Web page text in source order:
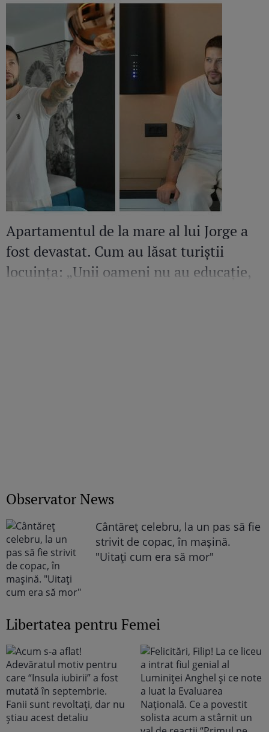
Apartamentul de la mare al lui Jorge a
fost devastat. Cum au lăsat turiștii
locuința: „Unii oameni nu au educație,
Observator News
Cântăreţ celebru, la un pas să fie
strivit de copac, în maşină.
"Uitaţi cum era să mor"
Libertatea pentru Femei